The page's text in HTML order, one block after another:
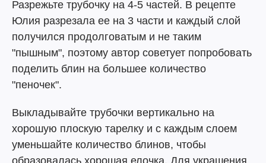
Разрежьте трубочку на 4-5 частей. В рецепте
Юлия разрезала ее на 3 части и каждый слой
получился продолговатым и не таким
"пышным", поэтому автор советует попробовать
поделить блин на большее количество
"пеночек".
Выкладывайте трубочки вертикально на
хорошую плоскую тарелку и с каждым слоем
уменьшайте количество блинов, чтобы
образовалась хорошая елочка. Для украшения